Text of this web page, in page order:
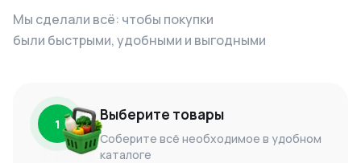
Мы сделали всё: чтобы покупки
были быстрыми, удобными и выгодными
1 Выберите товары
Соберите всё необходимое в удобном
каталоге